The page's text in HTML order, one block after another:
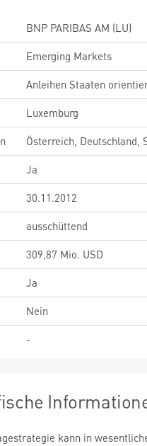
BNP PARIBAS AM (LU)
Emerging Markets
Anleihen Staaten
Luxemburg
Österreich, Deutschland,
Ja
30.11.2012
ausschüttend
309,87 Mio. USD
Ja
Nein
-
kann in